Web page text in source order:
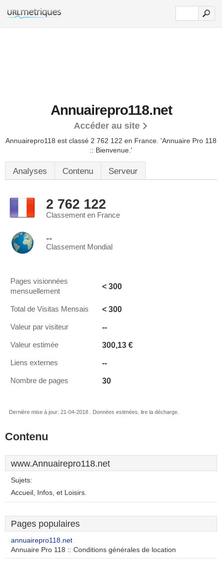
Annuairepro118.net
Accéder au site
Annuairepro118 est classé 2 762 122 en France. 'Annuaire Pro 118
:: Bienvenue.'
Analyses Contenu Serveur
2 762 122
Classement en France
--
Classement Mondial
Pages visionnées
mensuellement
< 300
Total de Visitas Mensais < 300
Valeur par visiteur --
Valeur estimée 300,13 €
Liens externes --
Nombre de pages 30
Dernière mise à jour: 21-04-2018 . Données estimées, lire la décharge.
Contenu
www.Annuairepro118.net
Sujets:
Accueil, Infos, et Loisirs.
Pages populaires
annuairepro118.net
Annuaire Pro 118 :: Conditions générales de location